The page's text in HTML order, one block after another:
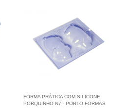
FORMA PRÁTICA COM SILICONE
PORQUINHO N7 - PORTO FORMAS